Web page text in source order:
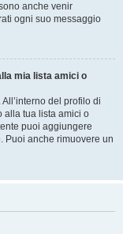
anche venir
ogni suo messaggio
mia lista amici o
del profilo di
alla tua lista amici o
puoi aggiungere
Puoi anche rimuovere un